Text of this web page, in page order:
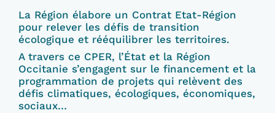
La Région élabore un Contrat Etat-Région
pour relever les défis de transition
écologique et rééquilibrer les territoires.
A travers ce CPER, l’État et la Région
Occitanie s’engagent sur le financement et la
programmation de projets qui relèvent des
défis climatiques, écologiques, économiques,
sociaux…